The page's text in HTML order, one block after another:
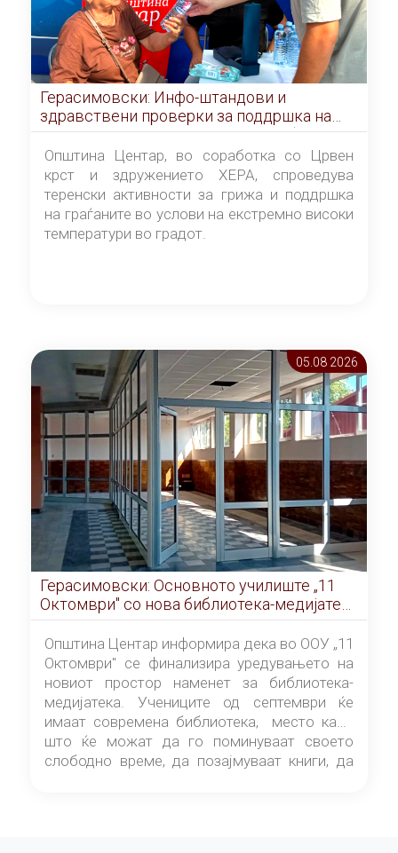
Герасимовски: Инфо-штандови и
здравствени проверки за поддршка на
граѓаните во услови на топлотен бран
Општина Центар, во соработка со Црвен
крст и здружението ХЕРА, спроведува
теренски активности за грижа и поддршка
на граѓаните во услови на екстремно високи
температури во градот.
05.08 2026
Герасимовски: Основното училиште „11
Октомври" со нова библиотека-медијатека
од септември
Општина Центар информира дека во ООУ „11
Октомври" се финализира уредувањето на
новиот простор наменет за библиотека-
медијатека. Учениците од септември ќе
имаат современа библиотека, место каде
што ќе можат да го поминуваат своето
слободно време, да позајмуваат книги, да